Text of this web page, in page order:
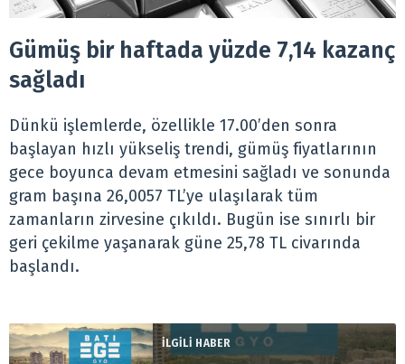
Gümüş bir haftada yüzde 7,14 kazanç
sağladı
Dünkü işlemlerde, özellikle 17.00’den sonra
başlayan hızlı yükseliş trendi, gümüş fiyatlarının
gece boyunca devam etmesini sağladı ve sonunda
gram başına 26,0057 TL’ye ulaşılarak tüm
zamanların zirvesine çıkıldı. Bugün ise sınırlı bir
geri çekilme yaşanarak güne 25,78 TL civarında
başlandı.
İLGİLİ HABER